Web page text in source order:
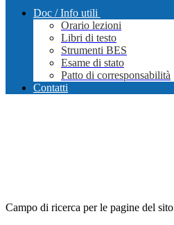
Doc / Info utili
Orario lezioni
Libri di testo
Strumenti BES
Esame di stato
Patto di corresponsabilità
Contatti
Campo di ricerca per le pagine del sito